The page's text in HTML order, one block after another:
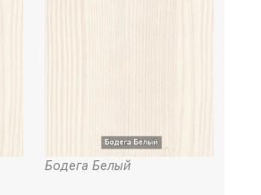
Бодега Белый